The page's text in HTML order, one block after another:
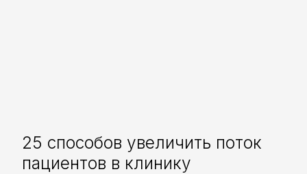
25 способов увеличить поток
пациентов в клинику